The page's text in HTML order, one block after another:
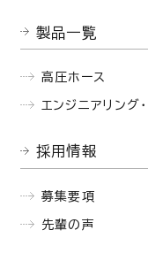
製品一覧
高圧ホース
エンジニアリング
採用情報
募集要項
先輩の声